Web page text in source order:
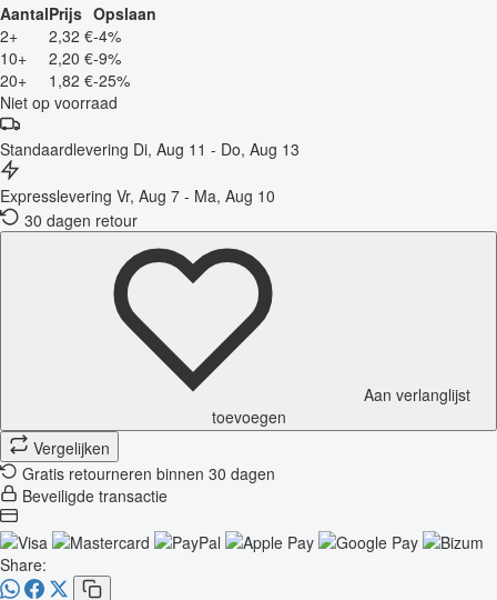
AantalPrijs Opslaan
2+
2,32 €-4%
10+
2,20 €-9%
20+
1,82 €-25%
Niet op voorraad
Standaardlevering Di, Aug 11 - Do, Aug 13
Expresslevering Vr, Aug 7 - Ma, Aug 10
30 dagen retour
Aan verlanglijst
toevoegen
Vergelijken
Gratis retourneren binnen 30 dagen
Beveiligde transactie
Share: